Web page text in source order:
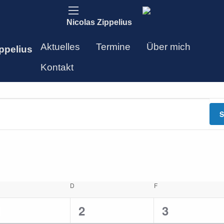
Nicolas Zippelius
Aktuelles Termine
Über mich
Kontakt
D F
2
2
2
3